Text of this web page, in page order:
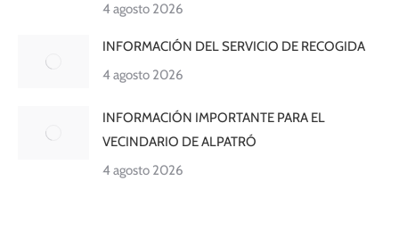
4 agosto 2026
INFORMACIÓN DEL SERVICIO DE RECOGIDA
4 agosto 2026
INFORMACIÓN IMPORTANTE PARA EL
VECINDARIO DE ALPATRÓ
4 agosto 2026